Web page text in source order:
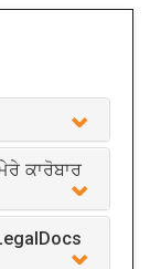
ਕਾਰੋਬਾਰ